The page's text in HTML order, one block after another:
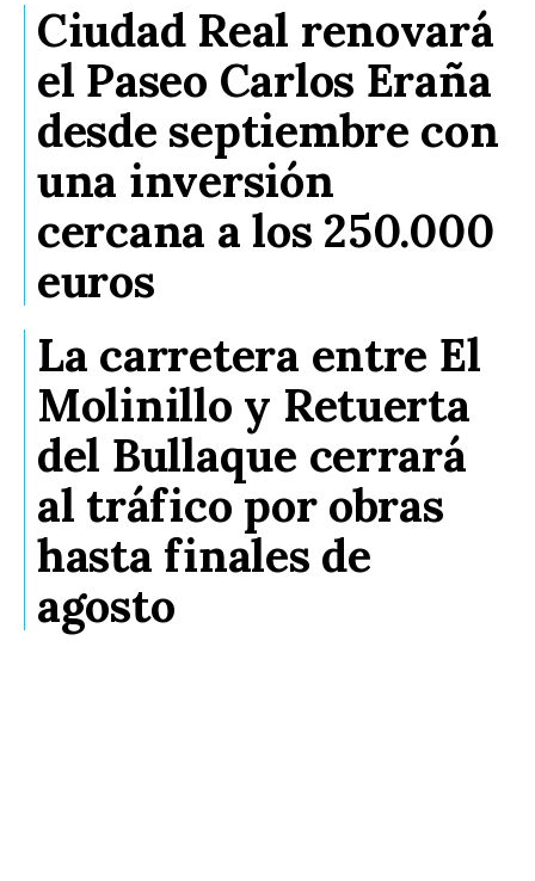
Ciudad Real renovará
el Paseo Carlos Eraña
desde septiembre con
una inversión
cercana a los 250.000
euros
La carretera entre El
Molinillo y Retuerta
del Bullaque cerrará
al tráfico por obras
hasta finales de
agosto